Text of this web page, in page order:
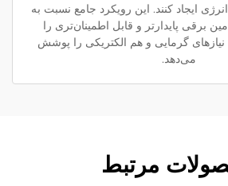
ایجاد کنند. این رویکرد جامع نسبت به
برقی پایدارتر و قابل اطمینان‌تری را
گرمایی و هم الکتریکی را پوشش
می‌دهد.
مرتبط